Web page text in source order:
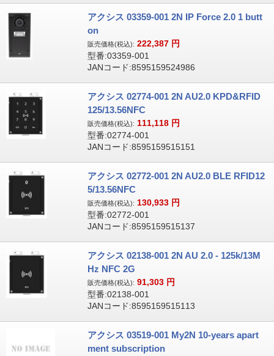
アクシス 03359-001 2N IP Force 2.0 1 butt
on
販売価格(税込): 222,387 円
型番:03359-001
JANコード:8595159524986
アクシス 02774-001 2N AU2.0 KPD&RFID
125/13.56NFC
販売価格(税込): 111,118 円
型番:02774-001
JANコード:8595159515151
アクシス 02772-001 2N AU2.0 BLE RFID12
5/13.56NFC
販売価格(税込): 130,933 円
型番:02772-001
JANコード:8595159515137
アクシス 02138-001 2N AU 2.0 - 125k/13M
Hz NFC 2G
販売価格(税込): 91,303 円
型番:02138-001
JANコード:8595159515113
アクシス 03519-001 My2N 10-years apart
ment subscription